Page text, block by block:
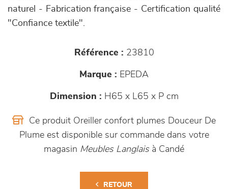
naturel - Fabrication française - Certification qualité
"Confiance textile".
Référence : 23810
Marque : EPEDA
Dimension : H65 x L65 x P cm
Ce produit Oreiller confort plumes Douceur De
Plume est disponible sur commande dans votre
magasin Meubles Langlaisà Candé
RETOUR